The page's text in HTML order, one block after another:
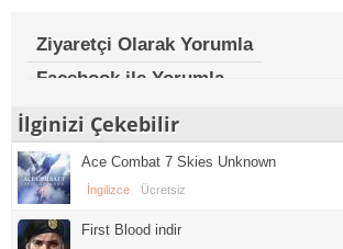
Ziyaretçi Olarak Yorumla
Facebook ile Yorumla
İlginizi Çekebilir
Ace Combat 7 Skies Unknown
İngilizce Ücretsiz
First Blood indir